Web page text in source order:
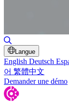
Langue
English Deutsch
어 繁體中文
Demander une démo